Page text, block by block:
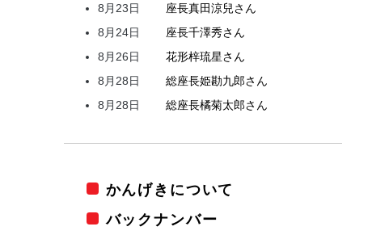
8月23日
座長真田涼兒さん
8月24日
座長千澤秀さん
8月26日
花形梓琉星さん
8月28日
総座長姫勘九郎さん
8月28日
総座長橘菊太郎さん
かんげきについて
バックナンバー